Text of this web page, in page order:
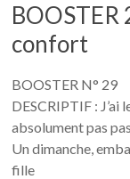
BOOSTER
confort
BOOSTER N° 29
DESCRIPTIF : J’ai
absolument pas
Un dimanche,
fille